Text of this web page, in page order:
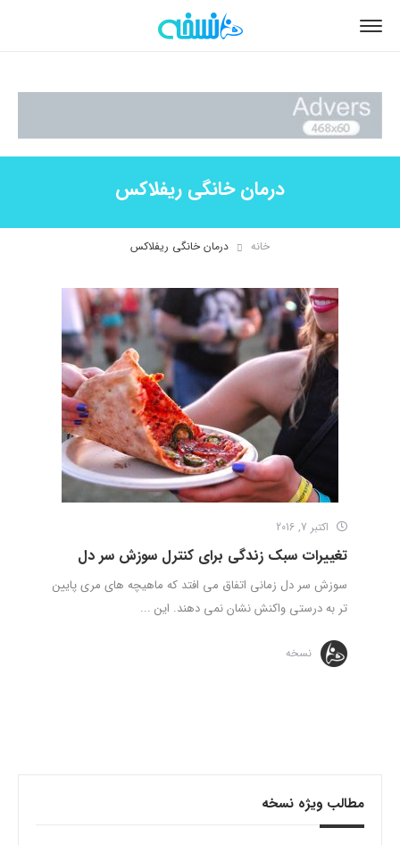
درمان خانگی ریفلاکس
خانه درمان خانگی ریفلاکس
اکتبر 7, 2016
تغییرات سبک زندگی برای کنترل سوزش سر دل
سوزش سر دل زمانی اتفاق می افتد که ماهیچه های مری پایین
تر به درستی واکنش نشان نمی دهند. این ...
نسخه
مطالب ویژه نسخه